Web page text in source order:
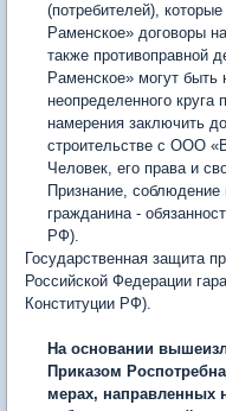
(потребителей),
Раменское» договоры
также
Раменское» могут быть
неопределенного круга
намерения заключить
строительстве с ООО
Человек, его права и
Признание,
гражданина -
РФ).
Государственная защита
Российской Федерации
Конституции РФ).
На основании
Приказом
мерах, направленных